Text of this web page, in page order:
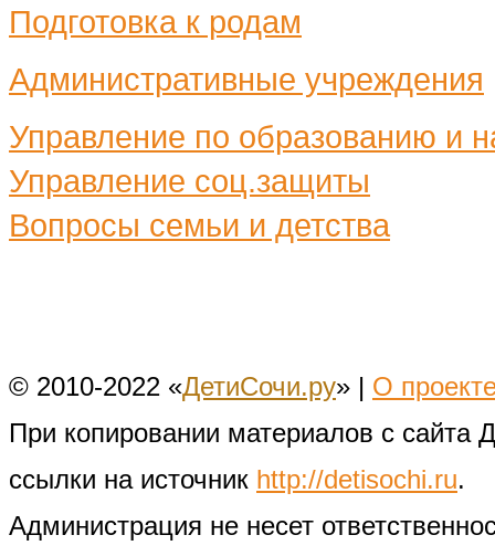
Подготовка к родам
Административные учреждения
Управление по образованию и
Управление соц.защиты
Вопросы семьи и детства
© 2010-2022 «ДетиСочи.ру» | О
При копировании материалов с сайта
ссылки на источник http://detisochi.ru.
Администрация не несет